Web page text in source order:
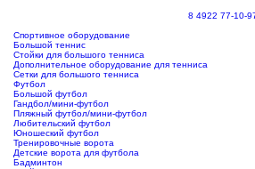
8 4922 77-10-
Спортивное оборудование
Большой теннис
Стойки для большого тенниса
Дополнительное оборудование для тенниса
Сетки для большого тенниса
Футбол
Большой футбол
Гандбол/мини-футбол
Пляжный футбол/мини-футбол
Любительский футбол
Юношеский футбол
Тренировочные ворота
Детские ворота для футбола
Бадминтон